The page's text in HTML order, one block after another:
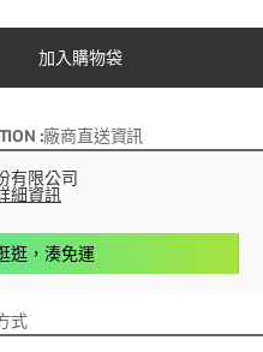
加入購物袋
:廠商直送資訊
有限公司
細資訊
逛，湊免運
式